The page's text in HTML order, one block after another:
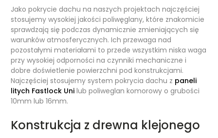
Jako pokrycie dachu na naszych projektach najczęściej
stosujemy wysokiej jakości poliwęglany, które znakomicie
sprawdzają się podczas dynamicznie zmieniających się
warunków atmosferycznych. Ich przewaga nad
pozostałymi materiałami to przede wszystkim niska waga
przy wysokiej odporności na czynniki mechaniczne i
dobre doświetlenie powierzchni pod konstrukcjami.
Najczęściej stosujemy system pokrycia dachu z paneli
litych Fastlock Uni lub poliweglan komorowy o grubości
10mm lub 16mm.
Konstrukcja z drewna klejonego